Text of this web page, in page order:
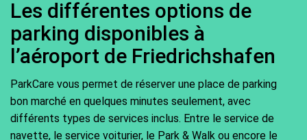
Les différentes options de
parking disponibles à
l’aéroport de Friedrichshafen
ParkCare vous permet de réserver une place de parking
bon marché en quelques minutes seulement, avec
différents types de services inclus. Entre le service de
navette, le service voiturier, le Park & Walk ou encore le